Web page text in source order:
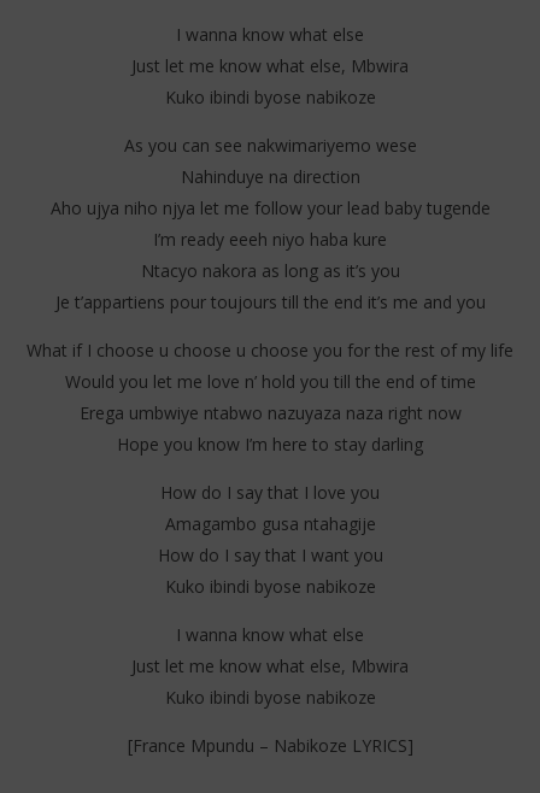
I wanna know what else
Just let me know what else, Mbwira
Kuko ibindi byose nabikoze
As you can see nakwimariyemo wese
Nahinduye na direction
Aho ujya niho njya let me follow your lead baby tugende
I’m ready eeeh niyo haba kure
Ntacyo nakora as long as it’s you
Je t’appartiens pour toujours till the end it’s me and you
What if I choose u choose u choose you for the rest of my life
Would you let me love n’ hold you till the end of time
Erega umbwiye ntabwo nazuyaza naza right now
Hope you know I’m here to stay darling
How do I say that I love you
Amagambo gusa ntahagije
How do I say that I want you
Kuko ibindi byose nabikoze
I wanna know what else
Just let me know what else, Mbwira
Kuko ibindi byose nabikoze
[France Mpundu – Nabikoze LYRICS]